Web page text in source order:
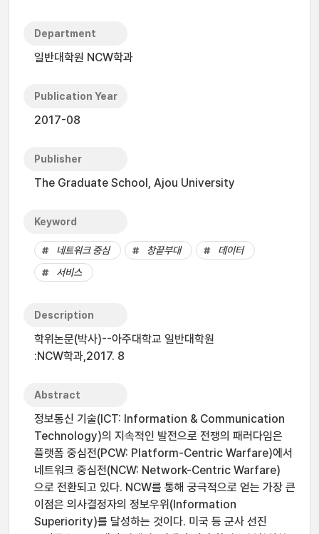
Department
일반대학원 NCW학과
Publication Year
2017-08
Publisher
The Graduate School, Ajou University
Keyword
네트워크 중심 창끝부대
데이터
서비스
Description
학위논문(박사)--아주대학교 일반대학원
:NCW학과,2017. 8
Abstract
정보통신 기술(ICT: Information & Communication
Technology)의 지속적인 발전으로 전쟁의 패러다임은
플랫폼 중심전(PCW: Platform-Centric Warfare)에서
네트워크 중심전(NCW: Network-Centric Warfare)
으로 전환되고 있다. NCW를 통해 궁극적으로 얻는 가장 큰
이점은 의사결정자의 정보우위(Information
Superiority)를 달성하는 것이다. 미국 등 군사 선진